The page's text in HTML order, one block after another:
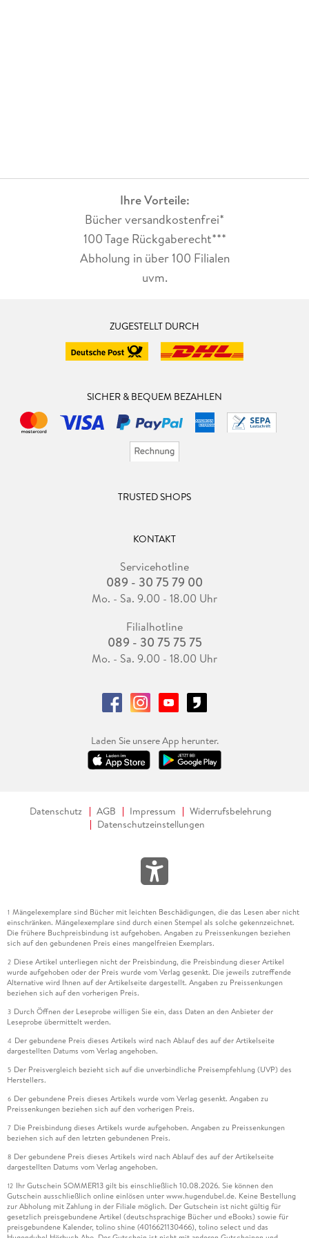
Ihre Vorteile:
Bücher versandkostenfrei*
100 Tage Rückgaberecht***
Abholung in über 100 Filialen
uvm.
ZUGESTELLT DURCH
SICHER & BEQUEM BEZAHLEN
TRUSTED SHOPS
KONTAKT
Servicehotline
089 - 30 75 79 00
Mo. - Sa. 9.00 - 18.00 Uhr
Filialhotline
089 - 30 75 75 75
Mo. - Sa. 9.00 - 18.00 Uhr
Laden Sie unsere App herunter.
Datenschutz AGB Impressum
Widerrufsbelehrung
Datenschutzeinstellungen
1 Mängelexemplare sind Bücher mit leichten Beschädigungen, die das Lesen aber nicht
einschränken. Mängelexemplare sind durch einen Stempel als solche gekennzeichnet.
Die frühere Buchpreisbindung ist aufgehoben. Angaben zu Preissenkungen beziehen
sich auf den gebundenen Preis eines mangelfreien Exemplars.
2 Diese Artikel unterliegen nicht der Preisbindung, die Preisbindung dieser Artikel
wurde aufgehoben oder der Preis wurde vom Verlag gesenkt. Die jeweils zutreffende
Alternative wird Ihnen auf der Artikelseite dargestellt. Angaben zu Preissenkungen
beziehen sich auf den vorherigen Preis.
3 Durch Öffnen der Leseprobe willigen Sie ein, dass Daten an den Anbieter der
Leseprobe übermittelt werden.
4 Der gebundene Preis dieses Artikels wird nach Ablauf des auf der Artikelseite
dargestellten Datums vom Verlag angehoben.
5 Der Preisvergleich bezieht sich auf die unverbindliche Preisempfehlung (UVP) des
Herstellers.
6 Der gebundene Preis dieses Artikels wurde vom Verlag gesenkt. Angaben zu
Preissenkungen beziehen sich auf den vorherigen Preis.
7 Die Preisbindung dieses Artikels wurde aufgehoben. Angaben zu Preissenkungen
beziehen sich auf den letzten gebundenen Preis.
8 Der gebundene Preis dieses Artikels wird nach Ablauf des auf der Artikelseite
dargestellten Datums vom Verlag angehoben.
12 Ihr Gutschein SOMMER13 gilt bis einschließlich 10.08.2026. Sie können den
Gutschein ausschließlich online einlösen unter www.hugendubel.de. Keine Bestellung
zur Abholung mit Zahlung in der Filiale möglich. Der Gutschein ist nicht gültig für
gesetzlich preisgebundene Artikel (deutschsprachige Bücher und eBooks) sowie für
preisgebundene Kalender, tolino shine (4016621130466), tolino select und das